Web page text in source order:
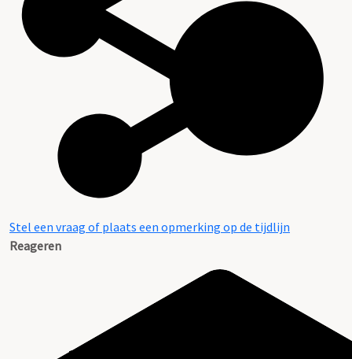
Stel een vraag of plaats een opmerking op de tijdlijn
Reageren